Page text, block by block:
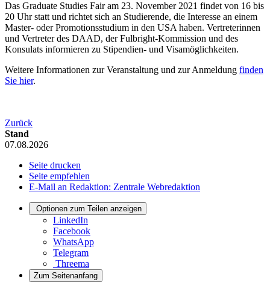
Das Graduate Studies Fair am 23. November 2021 findet von 16 bis
20 Uhr statt und richtet sich an Studierende, die Interesse an einem
Master- oder Promotionsstudium in den USA haben. Vertreterinnen
und Vertreter des DAAD, der Fulbright-Kommission und des
Konsulats informieren zu Stipendien- und Visamöglichkeiten.
Weitere Informationen zur Veranstaltung und zur Anmeldung finden
Sie hier.
Zurück
Stand
07.08.2026
Seite drucken
Seite empfehlen
E-Mail an Redaktion: Zentrale Webredaktion
Optionen zum Teilen anzeigen
LinkedIn
Facebook
WhatsApp
Telegram
Threema
Zum Seitenanfang